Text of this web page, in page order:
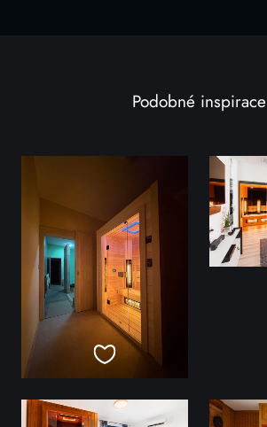
Podobné inspirace